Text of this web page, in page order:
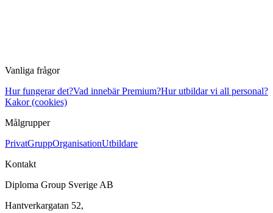
Vanliga frågor
Hur fungerar det?Vad innebär Premium?Hur utbildar vi all personal?
Kakor (cookies)
Målgrupper
PrivatGruppOrganisationUtbildare
Kontakt
Diploma Group Sverige AB
Hantverkargatan 52,